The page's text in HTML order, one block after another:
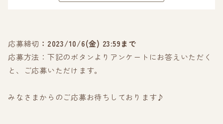
応募締切 ：2023/10/6(金) 23:59まで
応募方法：下記のボタンよりアンケートにお答えいただく
と、ご応募いただけます。
みなさまからのご応募お待ちしております♪